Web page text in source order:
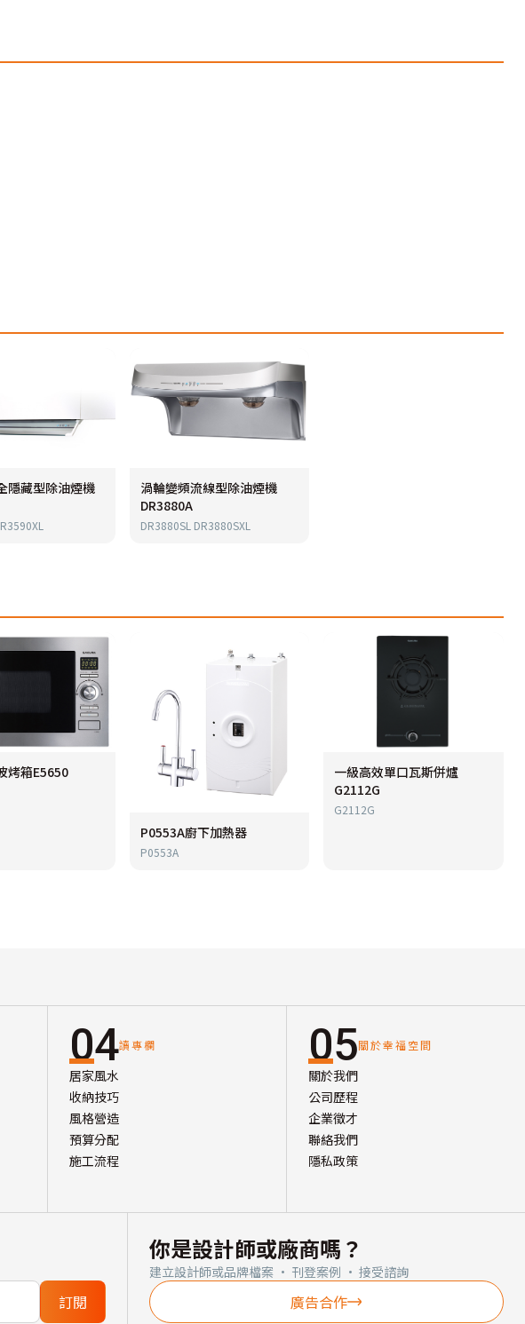
隱藏型除油煙機
渦輪變頻流線型除油煙機
DR3880A
DR3880SL DR3880SXL
烤箱E5650
P0553A廚下加熱器
P0553A
一級高效單口瓦斯併爐
G2112G
G2112G
04讀專欄
居家風水
收納技巧
風格營造
預算分配
施工流程
05關於幸福空間
關於我們
公司歷程
企業徵才
聯絡我們
隱私政策
訂閱
你是設計師或廠商嗎？
建立設計師或品牌檔案 · 刊登案例 · 接受諮詢
廣告合作